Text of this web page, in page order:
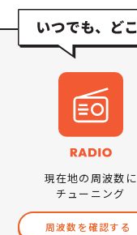
現在地の周波数に
チューニング
周波数を確認する